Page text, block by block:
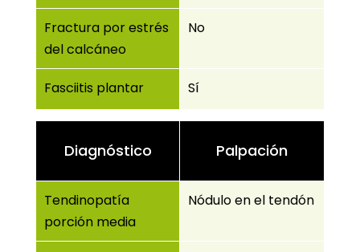
Fractura por estrés
del calcáneo
Fasciitis plantar
No
Sí
Diagnóstico
Tendinopatía
porción media
Palpación
Nódulo en el tendón